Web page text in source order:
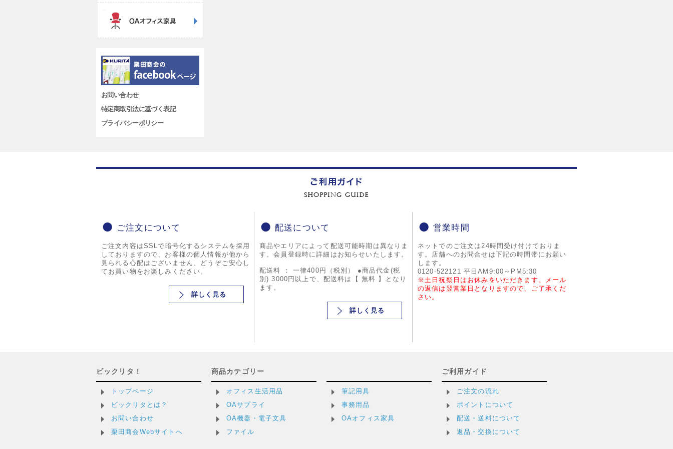
お問い合わせ
特定商取引法に基づく表記
プライバシーポリシー
ご注文について
ご注文内容はSSLで暗号化するシステムを採用
しておりますので、お客様の個人情報が他から
見られる心配はございません、どうぞご安心し
てお買い物をお楽しみください。
詳しく見る
配送について
商品やエリアによって配送可能時期は異なりま
す。会員登録時に詳細はお知らせいたします。
配送料 ： 一律400円（税別） ●商品代金(税
別) 3000円以上で、配送料は【 無料 】となり
ます。
詳しく見る
営業時間
ネットでのご注文は24時間受け付けておりま
す。店舗へのお問合せは下記の時間帯にお願い
します。
0120-522121 平日AM9:00～PM5:30
※土日祝祭日はお休みをいただきます。メール
の返信は翌営業日となりますので、ご了承くだ
さい。
ビックリタ！
トップページ
ビックリタとは？
お問い合わせ
栗田商会Webサイトへ
商品カテゴリー
オフィス生活用品
OAサプライ
OA機器・電子文具
ファイル
筆記用具
事務用品
OAオフィス家具
ご利用ガイド
ご注文の流れ
ポイントについて
配送・送料について
返品・交換について